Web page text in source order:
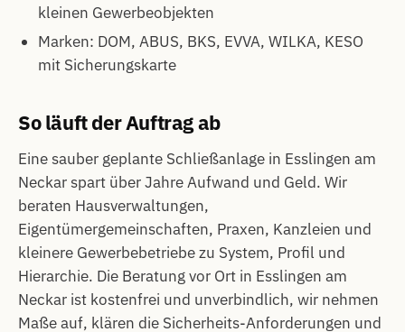
kleinen Gewerbeobjekten
Marken: DOM, ABUS, BKS, EVVA, WILKA, KESO
mit Sicherungskarte
So läuft der Auftrag ab
Eine sauber geplante Schließanlage in Esslingen am
Neckar spart über Jahre Aufwand und Geld. Wir
beraten Hausverwaltungen,
Eigentümergemeinschaften, Praxen, Kanzleien und
kleinere Gewerbebetriebe zu System, Profil und
Hierarchie. Die Beratung vor Ort in Esslingen am
Neckar ist kostenfrei und unverbindlich, wir nehmen
Maße auf, klären die Sicherheits-Anforderungen und